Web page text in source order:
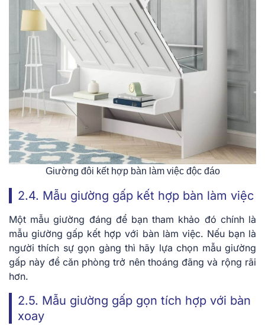
Giường đôi kết hợp bàn làm việc độc đáo
2.4. Mẫu giường gấp kết hợp bàn làm việc
Một mẫu giường đáng để bạn tham khảo đó chính là
mẫu giường gấp kết hợp với bàn làm việc. Nếu bạn là
người thích sự gọn gàng thì hãy lựa chọn mẫu giường
gấp này để căn phòng trở nên thoáng đãng và rộng rãi
hơn.
2.5. Mẫu giường gấp gọn tích hợp với bàn
xoay